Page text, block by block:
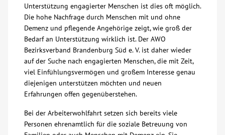
Mitmachen
Karriere
Ausbildung
Glossar
Suche
Unterstützung engagierter Menschen ist dies oft möglich.
Die hohe Nachfrage durch Menschen mit und ohne
Demenz und pflegende Angehörige zeigt, wie groß der
Bedarf an Unterstützung wirklich ist. Der AWO
Bezirksverband Brandenburg Süd e. V. ist daher wieder
auf der Suche nach engagierten Menschen, die mit Zeit,
viel Einfühlungsvermögen und großem Interesse genau
diejenigen unterstützen möchten und neuen
Erfahrungen offen gegenüberstehen.
Bei der Arbeiterwohlfahrt setzen sich bereits viele
Personen ehrenamtlich für die soziale Betreuung von